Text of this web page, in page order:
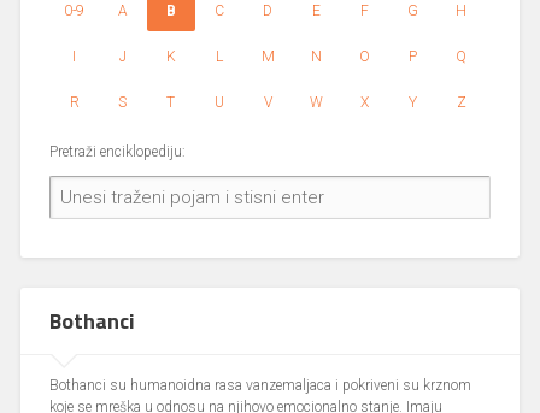
0-9 A B C D E F G H
I J K L M N O P Q
R S T U V W X Y Z
Pretraži enciklopediju:
Bothanci
Bothanci su humanoidna rasa vanzemaljaca i pokriveni su krznom
koje se mreška u odnosu na njihovo emocionalno stanje. Imaju